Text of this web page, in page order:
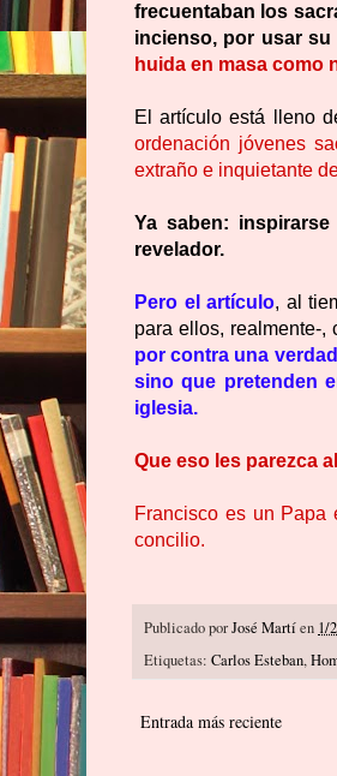
frecuentaban los
incienso, por usar
huida en masa como
El artículo está lleno
ordenación jóvenes
extraño e inquietante
Ya saben:
revelador.
Pero el artículo, al
para ellos, realmente-,
por contra una
sino que pretenden
iglesia.
Que eso les parezca
Francisco es un Papa
concilio.
Publicado porJosé Martíen 1/
Etiquetas: Carlos Esteban,
Entrada más reciente